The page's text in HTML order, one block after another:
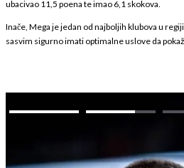
ubacivao 11,5 poena te imao 6,1 skokova.
Inače, Mega je jedan od najboljih klubova u
sasvim sigurno imati optimalne uslove da